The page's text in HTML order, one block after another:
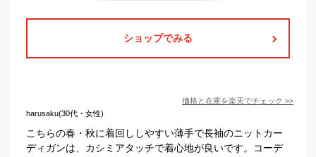
ショップでみる
価格と在庫を楽天でチェック >>
harusaku(30代・女性)
こちらの春・秋に着回ししやすい薄手で長袖のニットカー
ディガンは、カシミアタッチで着心地が良いです。コーデ